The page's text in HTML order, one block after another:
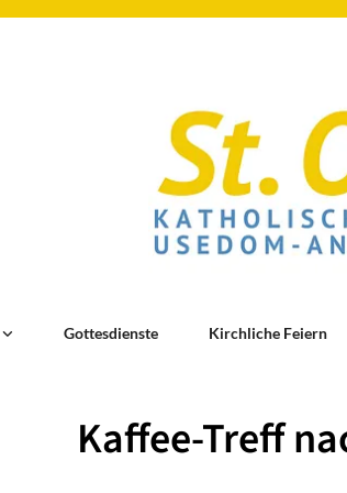
Gottesdienste Kirchliche Feiern
Kaffee-Treff